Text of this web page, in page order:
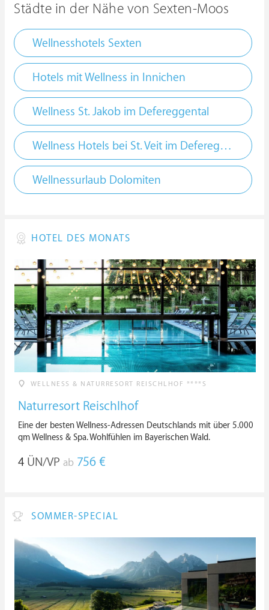
Städte in der Nähe von Sexten-Moos
Wellnesshotels Sexten
Hotels mit Wellness in Innichen
Wellness St. Jakob im Defereggental
Wellness Hotels bei St. Veit im Defereggental
Wellnessurlaub Dolomiten
HOTEL DES MONATS
WELLNESS & NATURRESORT REISCHLHOF ****S
Naturresort Reischlhof
Eine der besten Wellness-Adressen Deutschlands mit über 5.000
qm Wellness & Spa. Wohlfühlen im Bayerischen Wald.
4 ÜN/VP ab 756 €
SOMMER-SPECIAL